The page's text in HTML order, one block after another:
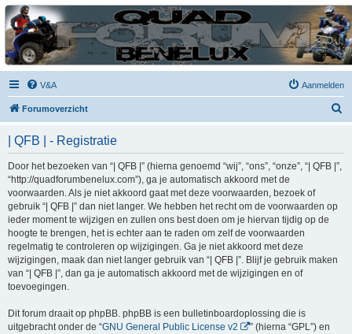
| QFB |
Hét quadforum van de Benelux
V&A Aanmelden
Forumoverzicht
| QFB | - Registratie
Door het bezoeken van “| QFB |” (hierna genoemd “wij”, “ons”, “onze”, “| QFB |”,
“http://quadforumbenelux.com”), ga je automatisch akkoord met de
voorwaarden. Als je niet akkoord gaat met deze voorwaarden, bezoek of
gebruik “| QFB |” dan niet langer. We hebben het recht om de voorwaarden op
ieder moment te wijzigen en zullen ons best doen om je hiervan tijdig op de
hoogte te brengen, het is echter aan te raden om zelf de voorwaarden
regelmatig te controleren op wijzigingen. Ga je niet akkoord met deze
wijzigingen, maak dan niet langer gebruik van “| QFB |”. Blijf je gebruik maken
van “| QFB |”, dan ga je automatisch akkoord met de wijzigingen en of
toevoegingen.
Dit forum draait op phpBB. phpBB is een bulletinboardoplossing die is
uitgebracht onder de “GNU General Public License v2
” (hierna “GPL”) en